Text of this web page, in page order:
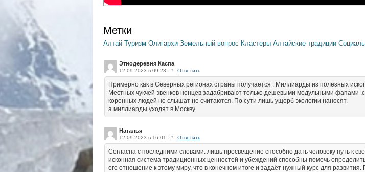
Метки
Алтай Туризм Олигархи Земельный вопрос Кластеры Алтайские традиции
Этнодеревня Каспа
12.09.2023 в 09:23 # Ответить
Примерно как в Северных регионах страны получается . Миллиарды из полезных
Местных чукчей эвенков ненцев задабривают только дешевыми модульными фапами
коренных людей не слышат не считаются. По сути лишь ущерб экологии наносят.
а миллиарды уходят в Москву
Наталья
12.09.2023 в 16:01 # Ответить
Согласна с последними словами: лишь просвещение способно дать человеку путь к
исконная система традиционных ценностей и убеждений способны помочь
его отношение к этому миру, что в конечном итоге и задаёт нужный курс для